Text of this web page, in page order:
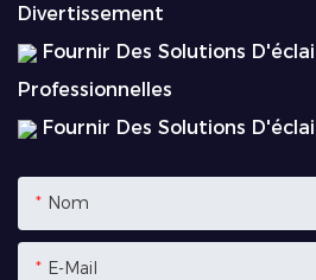
Divertissement
Fournir Des Solutions
Professionnelles
Fournir Des Solutions
Nom
E-Mail